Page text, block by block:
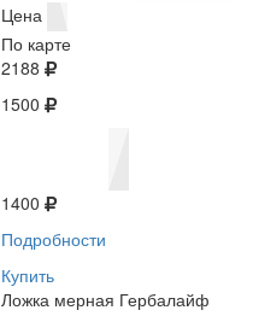
Цена
По карте
2188
1500
1400
Подробности
Купить
Ложка мерная Гербалайф